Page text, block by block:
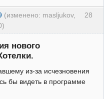
28
(изменено: masljukov,
нового
из-за исчезновения
бы видеть в программе